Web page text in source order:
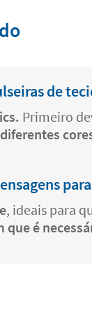
de
Primeiro
, ideais para
é